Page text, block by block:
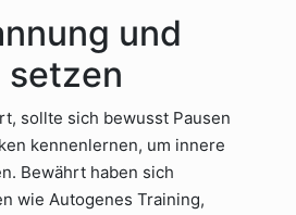
und
setzen
sollte sich bewusst Pausen
kennenlernen, um innere
Bewährt haben sich
wie Autogenes Training,